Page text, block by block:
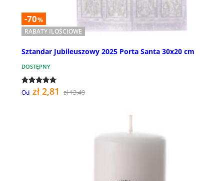
-70%
RABATY ILOŚCIOWE
Sztandar Jubileuszowy 2025 Porta Santa 30x20 cm
DOSTĘPNY
Od zł 2,81 zł 13,49